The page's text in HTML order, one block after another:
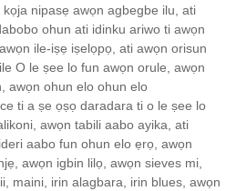
nipasẹ awọn agbegbe ilu, ati
ohun ati idinku ariwo ti awọn
ile-iṣẹ iṣelọpọ, ati awọn orisun
O le ṣee lo fun awọn orule, awọn
awọn ohun elo ohun elo
ti a ṣe ọṣọ daradara ti o le ṣee lo
awọn tabili aabo ayika, ati
aabo fun ohun elo ẹrọ, awọn
awọn igbin lilọ, awọn sieves mi,
maini, irin alagbara, irin blues, awọn